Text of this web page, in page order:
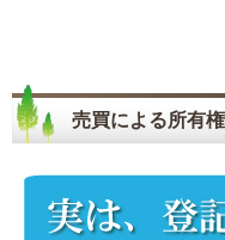
売買による所有